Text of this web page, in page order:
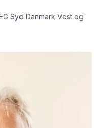
Syd Danmark Vest og